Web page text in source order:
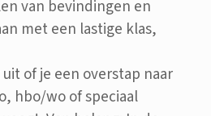
van bevindingen en
met een lastige klas,
of je een overstap naar
hbo/wo of speciaal